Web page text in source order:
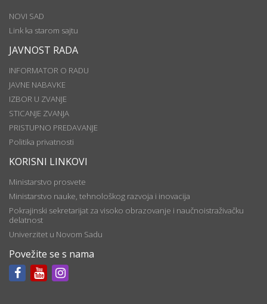
NOVI SAD
Link ka starom sajtu
JAVNOST RADA
INFORMATOR O RADU
JAVNE NABAVKE
IZBOR U ZVANJE
STICANJE ZVANJA
PRISTUPNO PREDAVANJE
Politika privatnosti
KORISNI LINKOVI
Ministarstvo prosvete
Ministarstvo nauke, tehnološkog razvoja i inovacija
Pokrajinski sekretarijat za visoko obrazovanje i naučnoistraživačku
delatnost
Univerzitet u Novom Sadu
Povežite se s nama